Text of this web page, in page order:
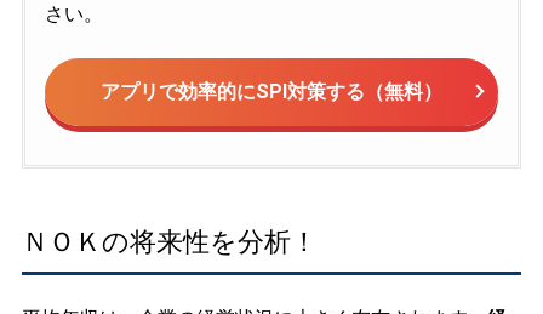
さい。
アプリで効率的にSPI対策する（無料）
ＮＯＫの将来性を分析！